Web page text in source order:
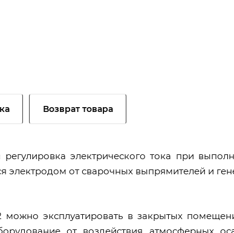
Возврат товара
электрического тока при
электродом от сварочных выпрямителей и
можно эксплуатировать в закрытых